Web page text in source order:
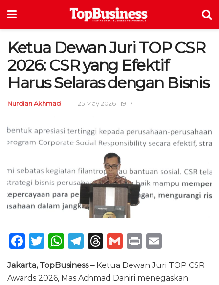
Ketua Dewan Juri TOP CSR
2026: CSR yang Efektif
Harus Selaras dengan Bisnis
Nurdian Akhmad 25 May 2026 | 19:17
F
c
T
it
W
h
a
T
e
T
re
G
ai
P
n ai
Jakarta, TopBusiness –Ketua Dewan Juri TOP CSR
Awards 2026, Mas Achmad Daniri menegaskan